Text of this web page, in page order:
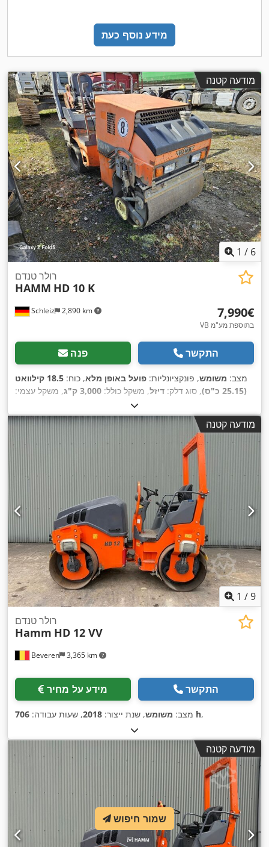
מידע נוסף כעת
מודעה קטנה
1 / 6
Schleiz 2,890 km
רולר טנדם
HAMM HD 10 K
‏7,990 ‏€
VB בתוספת מע"מ
פנה התקשר
מצב: משומש, פונקציונליות: פועל באופן מלא, כוח:
18.5 קילוואט
(25.15 כ"ס)
, סוג דלק: דיזל, משקל כולל: 3,000 ק"ג
, משקל עצמי:
, משקל תפעולי:
מודעה קטנה
1 /9
Beveren 3,365 km
רולר טנדם
Hamm HD 12 VV
מידע על מחיר התקשר
מצב: משומש, שנת ייצור: 2018, שעות עבודה: 706 h,
מודעה קטנה
שמור חיפוש